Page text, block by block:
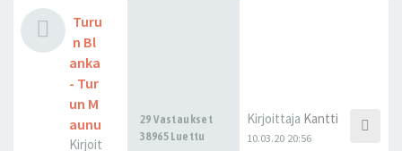
Turu
n Bl
anka
- Tur
un M
aunu
Kirjoit
29 Vastaukset
38965 Luettu
Kirjoittaja Kantti
10.03.20 20:56